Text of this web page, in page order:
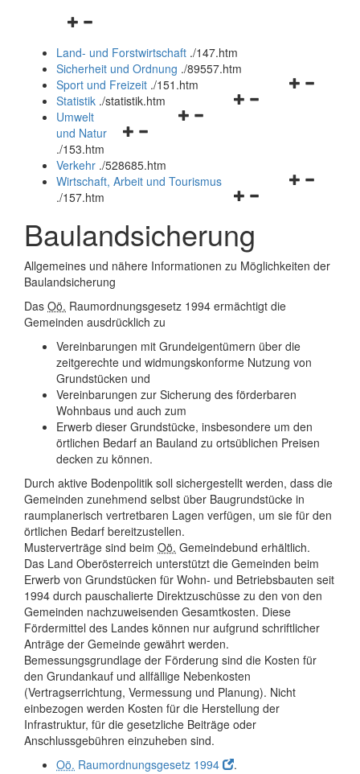
Navigationsmenü
und
schließen
Land- und Forstwirtschaft ./147.htm
Sicherheit und Ordnung ./89557.htm
Navigationsmenü
Sport und Freizeit ./151.htm
Navigationsmenü
Statistik ./statistik.htm
Navigationsmenü
und
schließen
Umwelt
und Natur
./153.htm
Verkehr ./528685.htm
Navigationsmenü
und
schließen
Wirtschaft, Arbeit und Tourismus
./157.htm
Baulandsicherung
Allgemeines und nähere Informationen zu Möglichkeiten der
Baulandsicherung
Das Oö. Raumordnungsgesetz 1994 ermächtigt die
Gemeinden ausdrücklich zu
Vereinbarungen mit Grundeigentümern über die
zeitgerechte und widmungskonforme Nutzung von
Grundstücken und
Vereinbarungen zur Sicherung des förderbaren
Wohnbaus und auch zum
Erwerb dieser Grundstücke, insbesondere um den
örtlichen Bedarf an Bauland zu ortsüblichen Preisen
decken zu können.
Durch aktive Bodenpolitik soll sichergestellt werden, dass die
Gemeinden zunehmend selbst über Baugrundstücke in
raumplanerisch vertretbaren Lagen verfügen, um sie für den
örtlichen Bedarf bereitzustellen.
Musterverträge sind beim Oö. Gemeindebund erhältlich.
Das Land Oberösterreich unterstützt die Gemeinden beim
Erwerb von Grundstücken für Wohn- und Betriebsbauten seit
1994 durch pauschalierte Direktzuschüsse zu den von den
Gemeinden nachzuweisenden Gesamtkosten. Diese
Fördermittel des Landes können nur aufgrund schriftlicher
Anträge der Gemeinde gewährt werden.
Bemessungsgrundlage der Förderung sind die Kosten für
den Grundankauf und allfällige Nebenkosten
(Vertragserrichtung, Vermessung und Planung). Nicht
einbezogen werden Kosten für die Herstellung der
Infrastruktur, für die gesetzliche Beiträge oder
Anschlussgebühren einzuheben sind.
Oö. Raumordnungsgesetz 1994
.